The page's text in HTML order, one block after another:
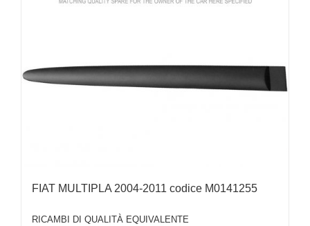
FIAT MULTIPLA 2004-2011 codice M0141255
RICAMBI DI QUALITÀ EQUIVALENTE